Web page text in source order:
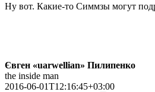
Ну вот. Какие-то Симмзы могут
Євген «uarwellian» Пилипенко
the inside man
2016-06-01T12:16:45+03:00